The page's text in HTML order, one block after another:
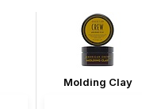
Molding Clay